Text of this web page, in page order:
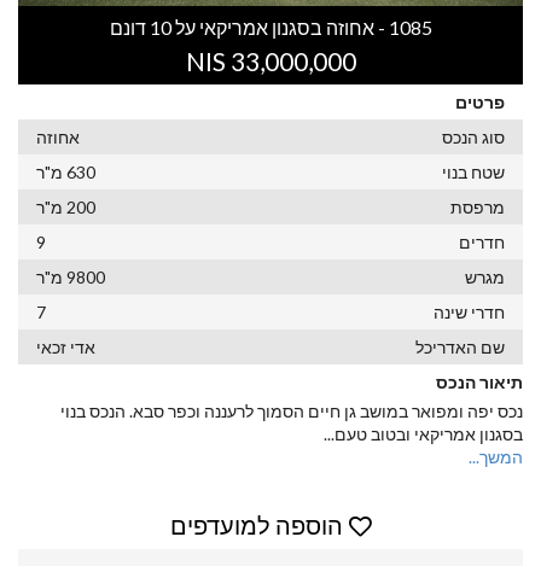
1085 - אחוזה בסגנון אמריקאי על 10 דונם
33,000,000 NIS
פרטים
סוג הנכס
אחוזה
שטח בנוי
630 מ"ר
מרפסת
200 מ"ר
חדרים
9
מגרש
9800 מ"ר
חדרי שינה
7
שם האדריכל
אדי זכאי
תיאור הנכס
נכס יפה ומפואר במושב גן חיים הסמוך לרעננה וכפר סבא. הנכס בנוי
בסגנון אמריקאי ובטוב טעם...
המשך...
הוספה למועדפים